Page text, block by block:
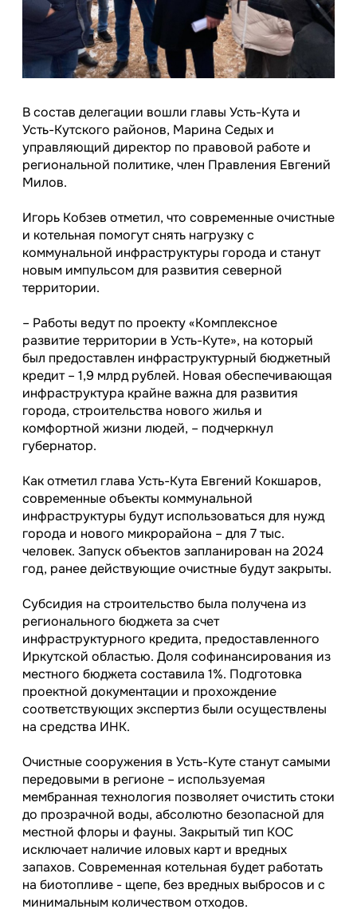
В состав делегации вошли главы Усть-Кута и
Усть-Кутского районов, Марина Седых и
управляющий директор по правовой работе и
региональной политике, член Правления Евгений
Милов.
Игорь Кобзев отметил, что современные очистные
и котельная помогут снять нагрузку с
коммунальной инфраструктуры города и станут
новым импульсом для развития северной
территории.
– Работы ведут по проекту «Комплексное
развитие территории в Усть-Куте», на который
был предоставлен инфраструктурный бюджетный
кредит – 1,9 млрд рублей. Новая обеспечивающая
инфраструктура крайне важна для развития
города, строительства нового жилья и
комфортной жизни людей, – подчеркнул
губернатор.
Как отметил глава Усть-Кута Евгений Кокшаров,
современные объекты коммунальной
инфраструктуры будут использоваться для нужд
города и нового микрорайона – для 7 тыс.
человек. Запуск объектов запланирован на 2024
год, ранее действующие очистные будут закрыты.
Субсидия на строительство была получена из
регионального бюджета за счет
инфраструктурного кредита, предоставленного
Иркутской областью. Доля софинансирования из
местного бюджета составила 1%. Подготовка
проектной документации и прохождение
соответствующих экспертиз были осуществлены
на средства ИНК.
Очистные сооружения в Усть-Куте станут самыми
передовыми в регионе – используемая
мембранная технология позволяет очистить стоки
до прозрачной воды, абсолютно безопасной для
местной флоры и фауны. Закрытый тип КОС
исключает наличие иловых карт и вредных
запахов. Современная котельная будет работать
на биотопливе - щепе, без вредных выбросов и с
минимальным количеством отходов.